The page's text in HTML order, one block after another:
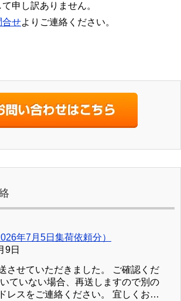
申し訳ありません。
合せよりご連絡ください。
年7月5日集荷依頼分）
9日
させていただきました。 ご確認くだ
ていない場合、再送しますので別の
レスをご連絡ください。 宜しくお願